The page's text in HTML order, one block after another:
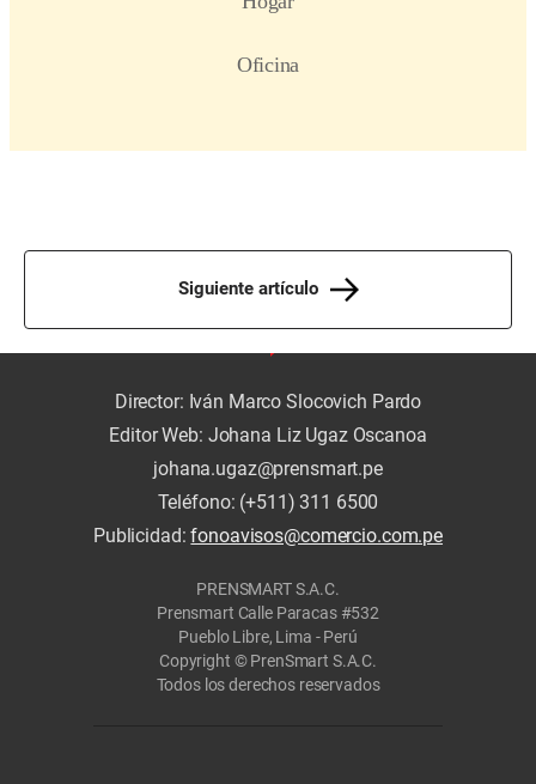
Siguiente artículo
Director: Iván Marco Slocovich Pardo
Editor Web: Johana Liz Ugaz Oscanoa
johana.ugaz@prensmart.pe
Teléfono: (+511) 311 6500
Publicidad:fonoavisos@comercio.com.pe
PRENSMART S.A.C.
Prensmart Calle Paracas #532
Pueblo Libre, Lima - Perú
Copyright © PrenSmart S.A.C.
Todos los derechos reservados